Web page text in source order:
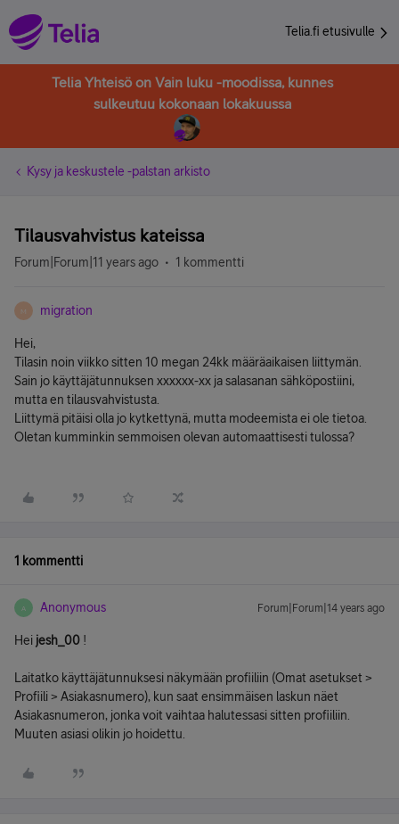
Telia.fi etusivulle
Telia Yhteisö on Vain luku -moodissa, kunnes
sulkeutuu kokonaan lokakuussa
Kysy ja keskustele -palstan arkisto
Tilausvahvistus kateissa
Forum|Forum|11 years ago 1 kommentti
M migration
Hei,
Tilasin noin viikko sitten 10 megan 24kk määräaikaisen liittymän.
Sain jo käyttäjätunnuksen xxxxxx-xx ja salasanan sähköpostiini,
mutta en tilausvahvistusta.
Liittymä pitäisi olla jo kytkettynä, mutta modeemista ei ole tietoa.
Oletan kumminkin semmoisen olevan automaattisesti tulossa?
1 kommentti
A Anonymous Forum|Forum|14 years ago
Hei jesh_00 !
Laitatko käyttäjätunnuksesi näkymään profiiliin (Omat asetukset >
Profiili > Asiakasnumero), kun saat ensimmäisen laskun näet
Asiakasnumeron, jonka voit vaihtaa halutessasi sitten profiiliin.
Muuten asiasi olikin jo hoidettu.